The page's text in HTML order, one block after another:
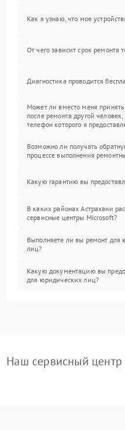
Как я узнаю, что мое
От чего зависит срок ремонта
Диагностика проводится
Может ли вместо меня принять
после ремонта другой
телефон которого я
Возможно ли получать
процессе выполнения
Какую гарантию вы
В каких районах Астрахани
сервисные центры Microsoft?
Выполняете ли вы ремонт для
лиц?
Какую документацию вы
для юридических лиц?
Наш сервисный